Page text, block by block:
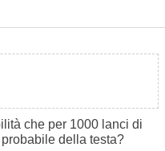
che per 1000 lanci di
della testa?